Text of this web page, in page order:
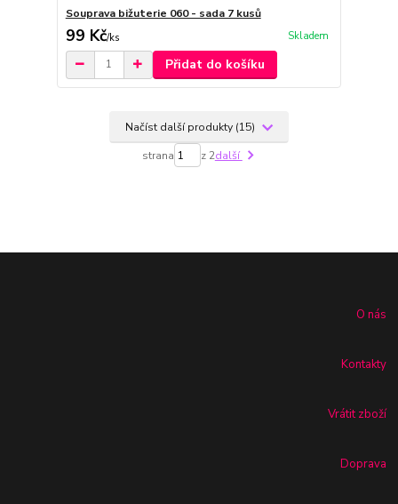
Souprava bižuterie 060 - sada 7 kusů
99 Kč/ks Skladem
Přidat do košíku
Načíst další produkty (15)
strana z 2další
O nás
Kontakty
Vrátit zboží
Doprava